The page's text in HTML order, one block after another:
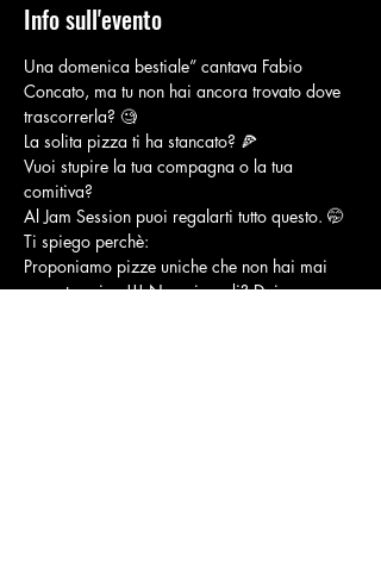
Info sull'evento
Una domenica bestiale” cantava Fabio
Concato, ma tu non hai ancora trovato dove
trascorrerla? 🧐
La solita pizza ti ha stancato? 🍕
Vuoi stupire la tua compagna o la tua
comitiva?
Al Jam Session puoi regalarti tutto questo. 🤭
Ti spiego perchè:
Proponiamo pizze uniche che non hai mai
provato prima!!! Non ci credi? Dai